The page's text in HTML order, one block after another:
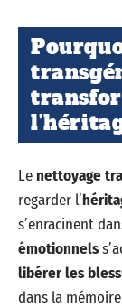
Lenettoyage
regarder l’
s’enracinent
émotionnels
libérer les
dans la